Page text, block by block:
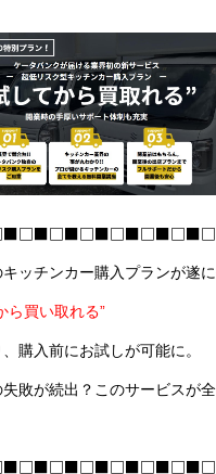
ッチンカー購入プランが遂に
買い取れる”
購入前にお試しが可能に。
敗が続出？このサービスが